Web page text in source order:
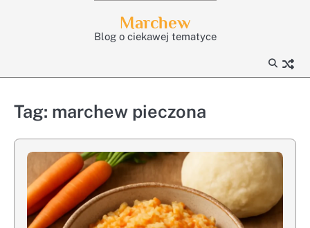
Marchew
Blog o ciekawej tematyce
Tag: marchew pieczona